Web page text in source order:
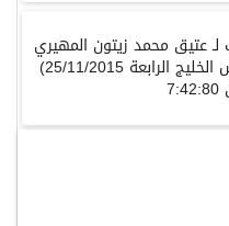
لـ عتيق محمد زيتون المهيري
(بطولة كأس الخليج الرابعة 25/11/2015)